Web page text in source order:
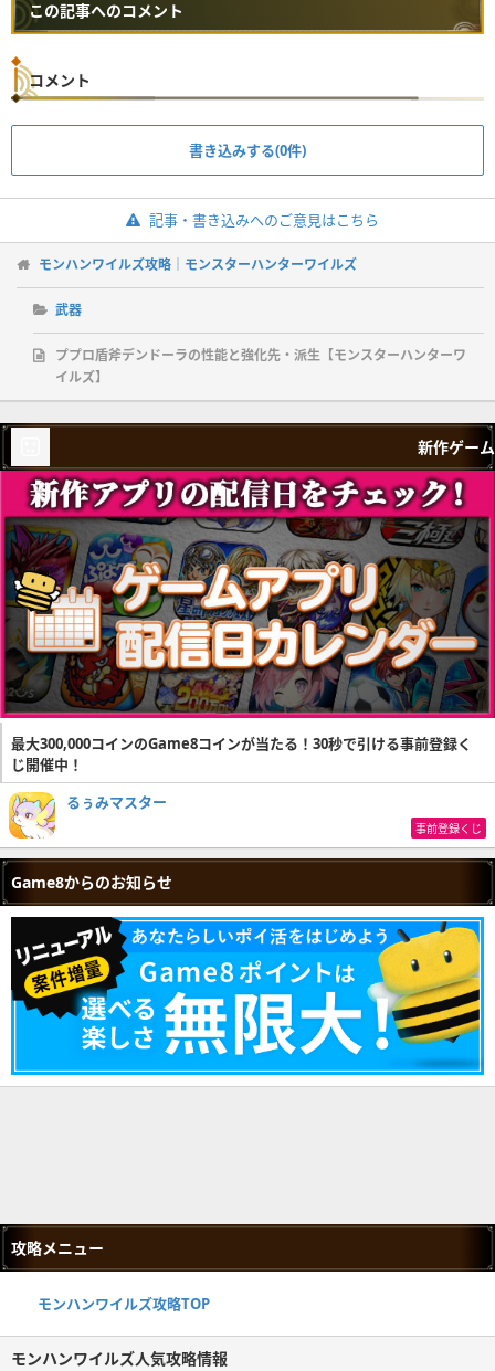
この記事へのコメント
コメント
書き込みする(0件)
記事・書き込みへのご意見はこちら
モンハンワイルズ攻略｜モンスターハンターワイルズ
武器
ププロ盾斧デンドーラの性能と強化先・派生【モンスターハンターワ
イルズ】
新作ゲーム
最大300,000コインのGame8コインが当たる！30秒で引ける事前登録く
じ開催中！
るぅみマスター
事前登録くじ
Game8からのお知らせ
攻略メニュー
モンハンワイルズ攻略TOP
モンハンワイルズ人気攻略情報